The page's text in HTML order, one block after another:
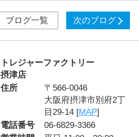
ブログ一覧 次のブログ
トレジャーファクトリー
摂津店
住所
〒566-0046
大阪府摂津市別府2丁
目29-14 [MAP]
電話番号
06-6829-3366